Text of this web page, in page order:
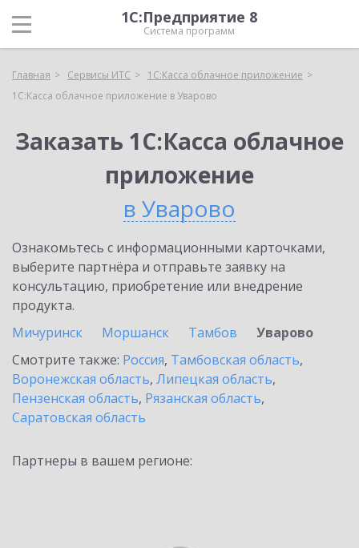
1С:Предприятие 8
Система программ
Главная Сервисы ИТС
1С:Касса облачное приложение
1С:Касса облачное приложение в Уварово
Заказать 1С:Касса облачное
приложение
в Уварово
Ознакомьтесь с информационными карточками,
выберите партнёра и отправьте заявку на
консультацию, приобретение или внедрение
продукта.
Мичуринск
Моршанск Тамбов
Уварово
Смотрите также: Россия, Тамбовская область,
Воронежская область, Липецкая область,
Пензенская область, Рязанская область,
Саратовская область
Партнеры в вашем регионе: